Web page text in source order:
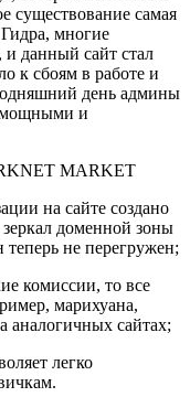
существование самая
многие
данный сайт стал
к сбоям в работе и
день админы
мощными и
MARKET
на сайте создано
доменной зоны
не перегружен;
комиссии, то все
марихуана,
аналогичных сайтах;
легко